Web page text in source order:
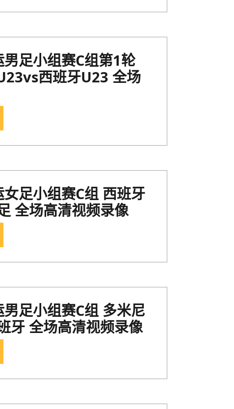
足小组赛C组第1轮
西班牙U23 全场
足小组赛C组 西班牙
全场高清视频录像
足小组赛C组 多米尼
牙 全场高清视频录像